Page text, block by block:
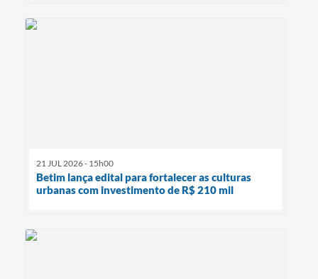
21 JUL 2026 - 15h00
Betim lança edital para fortalecer as culturas
urbanas com investimento de R$ 210 mil